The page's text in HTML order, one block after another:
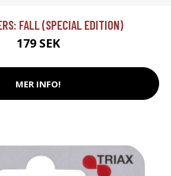
FALL (SPECIAL EDITION)
179 SEK
MER INFO!